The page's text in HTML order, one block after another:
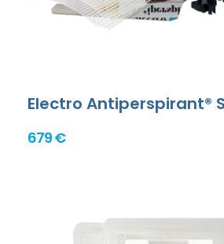
Electro Antiperspirant®
679 €